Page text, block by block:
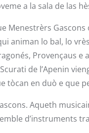
a la sala de las
Menestrèrs
animan lo bal, lo
Provençaus
de l’Apenin
tòcan en duò e que
Aqueth
d’instruments